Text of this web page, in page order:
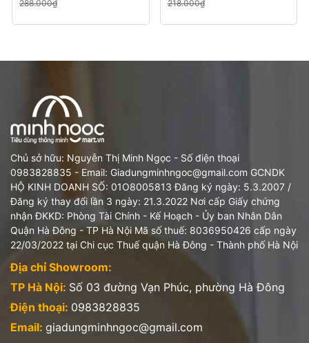
288.000₫ 218.000₫
Chủ sở hữu: Nguyễn Thị Minh Ngọc - Số điện thoại
0983828835 - Email: Giadungminhngoc@gmail.com GCNDK
HỘ KINH DOANH SỐ: 01O8005813 Đăng ký ngày: 5.3.2007 /
Đăng ký thay đổi lần 3 ngày: 21.3.2022 Nơi cấp Giấy chứng
nhận ĐKKD: Phòng Tài Chính - Kế Hoạch - Ủy ban Nhân Dân
Quận Hà Đông - TP Hà Nội Mã số thuế: 8036950426 cấp ngày
22/03/2022 tại Chi cục Thuế quận Hà Đông - Thành phố Hà Nội
Địa chỉ Showroom:
TP Hà Nội: Số 03 đường Vạn Phúc, phường Hà Đông
Điện thoại: 0983828835
Email: giadungminhngoc@gmail.com